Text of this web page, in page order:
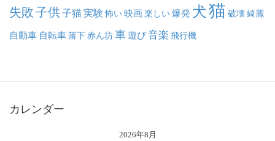
失敗子供子猫実験 怖い映画楽しい爆発 犬猫 破壊綺麗
自動車 自転車落下赤ん坊車遊び音楽 飛行機
カレンダー
2026年8月